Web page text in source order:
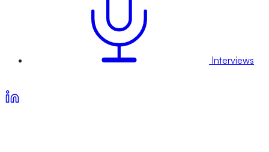
Interviews